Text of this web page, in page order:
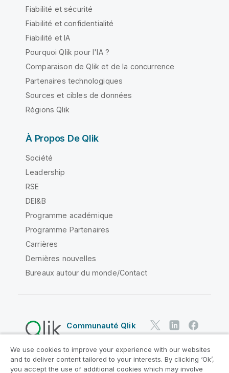
Fiabilité et sécurité
Fiabilité et confidentialité
Fiabilité et IA
Pourquoi Qlik pour l'IA ?
Comparaison de Qlik et de la concurrence
Partenaires technologiques
Sources et cibles de données
Régions Qlik
À Propos De Qlik
Société
Leadership
RSE
DEI&B
Programme académique
Programme Partenaires
Carrières
Dernières nouvelles
Bureaux autour du monde/Contact
Communauté Qlik
Contrats juridiques
Conditions d'utilisation des produits
We use cookies to improve your experience with our websites
and to deliver content tailored to your interests. By clicking ‘Ok’,
you accept the use of additional cookies which may involve